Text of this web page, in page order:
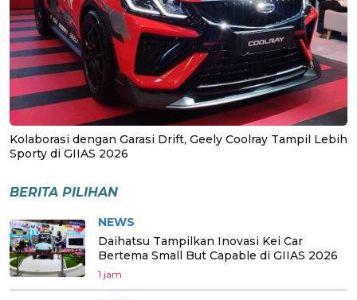
Kolaborasi dengan Garasi Drift, Geely Coolray Tampil Lebih
Sporty di GIIAS 2026
BERITA PILIHAN
NEWS
Daihatsu Tampilkan Inovasi Kei Car
Bertema Small But Capable di GIIAS 2026
1 jam